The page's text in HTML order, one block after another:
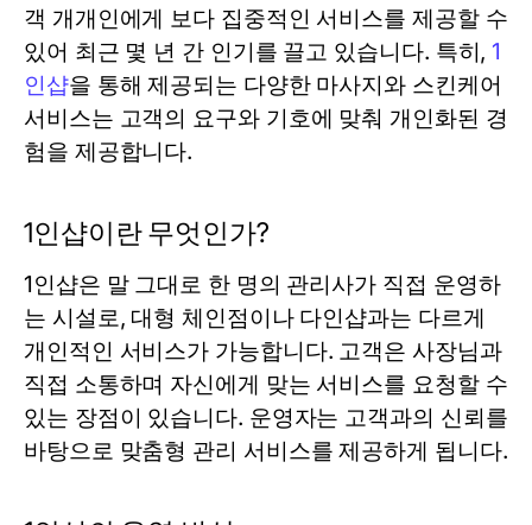
객 개개인에게 보다 집중적인 서비스를 제공할 수
있어 최근 몇 년 간 인기를 끌고 있습니다. 특히, 1
인샵을 통해 제공되는 다양한 마사지와 스킨케어
서비스는 고객의 요구와 기호에 맞춰 개인화된 경
험을 제공합니다.
1인샵이란 무엇인가?
1인샵은 말 그대로 한 명의 관리사가 직접 운영하
는 시설로, 대형 체인점이나 다인샵과는 다르게
개인적인 서비스가 가능합니다. 고객은 사장님과
직접 소통하며 자신에게 맞는 서비스를 요청할 수
있는 장점이 있습니다. 운영자는 고객과의 신뢰를
바탕으로 맞춤형 관리 서비스를 제공하게 됩니다.